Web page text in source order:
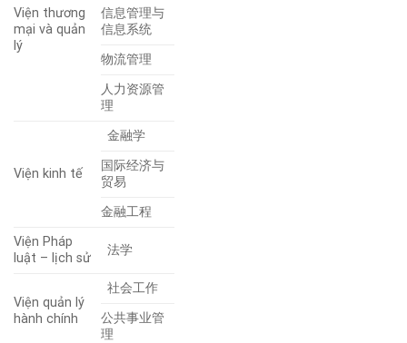
Viện thương
mại và quản
lý
信息管理与
信息系统
物流管理
人力资源管
理
Viện kinh tế
金融学
国际经济与
贸易
金融工程
Viện Pháp
luật – lịch sử
法学
Viện quản lý
hành chính
社会工作
公共事业管
理